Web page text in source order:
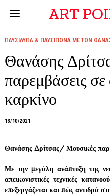
ART
ΠΑΥΣΙΛΥΠΑ & ΠΑΥΣΙΠΟΝΑ ΜΕ ΤΟΝ
Θανάσης
παρεμβάσεις σε
καρκίνο
13/10/2021
Θανάσης Δρίτσας/ Μουσικές
Με την μεγάλη ανάπτυξη της
απεικονιστικές τεχνικές
επεξεργάζεται και πώς αντιδρά